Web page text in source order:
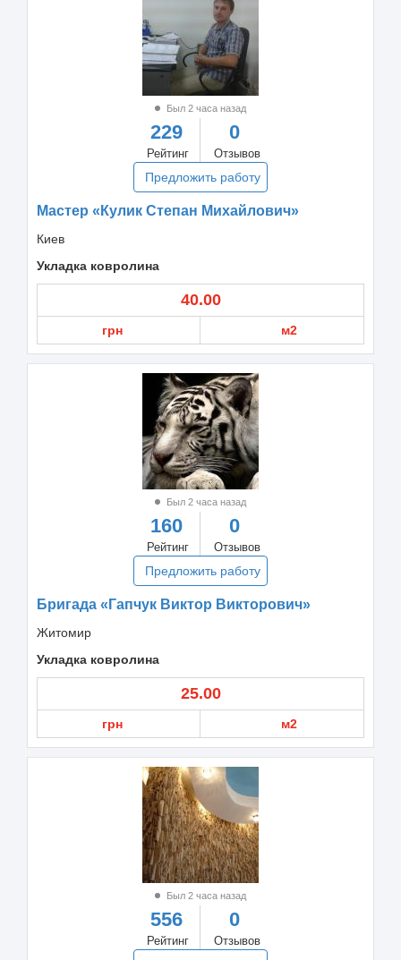
Был 2 часа назад
229
Рейтинг
0
Отзывов
Предложить работу
Мастер «Кулик Степан Михайлович»
Киев
Укладка ковролина
40.00
грн м2
Был 2 часа назад
160
Рейтинг
0
Отзывов
Предложить работу
Бригада «Гапчук Виктор Викторович»
Житомир
Укладка ковролина
25.00
грн м2
Был 2 часа назад
556
Рейтинг
0
Отзывов